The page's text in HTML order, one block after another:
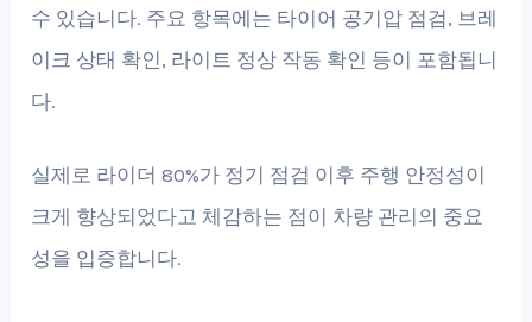
수 있습니다. 주요 항목에는 타이어 공기압 점검, 브레
이크 상태 확인, 라이트 정상 작동 확인 등이 포함됩니
다.
실제로 라이더 80%가 정기 점검 이후 주행 안정성이
크게 향상되었다고 체감하는 점이 차량 관리의 중요
성을 입증합니다.